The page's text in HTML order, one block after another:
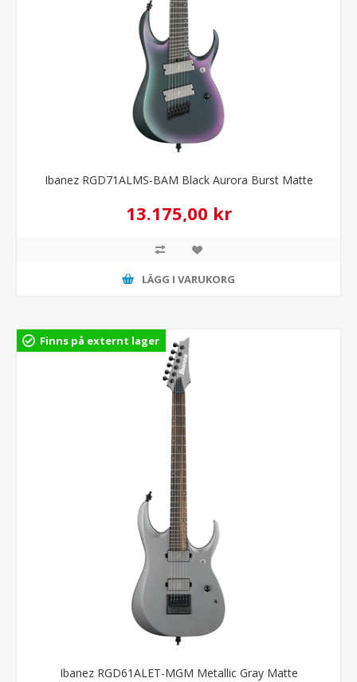
Ibanez RGD71ALMS-BAM Black Aurora Burst Matte
13.175,00 kr
LÄGG I VARUKORG
Finns på externt lager
Ibanez RGD61ALET-MGM Metallic Gray Matte